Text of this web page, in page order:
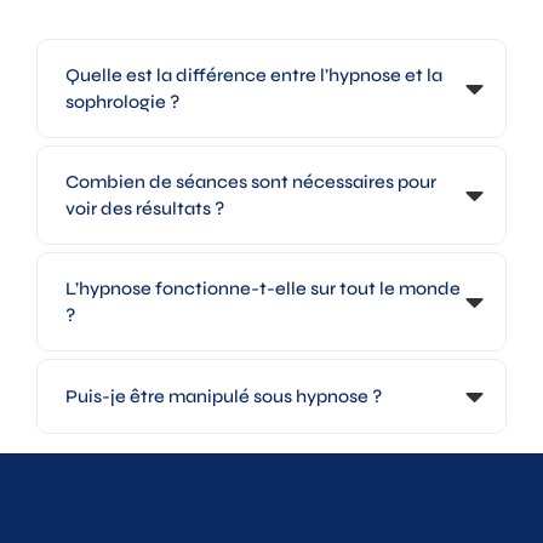
Quelle est la différence entre l’hypnose et la
sophrologie ?
Combien de séances sont nécessaires pour
voir des résultats ?
L’hypnose fonctionne-t-elle sur tout le monde
?
Puis-je être manipulé sous hypnose ?